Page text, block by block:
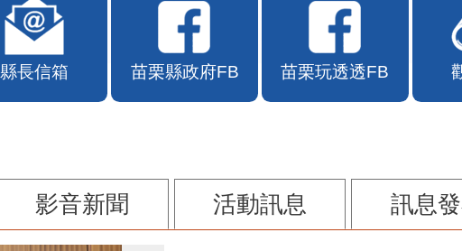
縣長信箱 苗栗縣政府FB 苗栗玩透透FB
影音新聞 活動訊息 訊息